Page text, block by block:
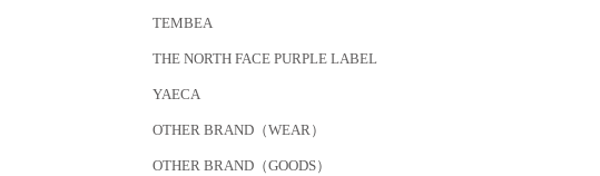
TEMBEA
THE NORTH FACE PURPLE LABEL
YAECA
OTHER BRAND（WEAR）
OTHER BRAND（GOODS）